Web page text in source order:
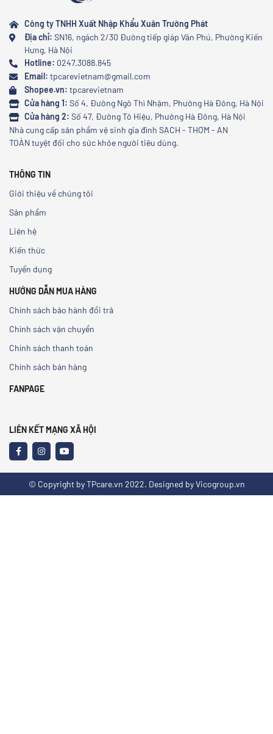
Công ty TNHH Xuất Nhập Khẩu Xuân Trường Phát
Địa chỉ: SN16, ngách 2/30 Đường tiếp giáp Văn Phú, Phường Kiến
Hưng, Hà Nội
Hotline: 0247.3088.845
Email: tpcarevietnam@gmail.com
Shopee.vn: tpcarevietnam
Cửa hàng 1: Số 4, Đường Ngô Thì Nhậm, Phường Hà Đông, Hà Nội
Cửa hàng 2: Số 47, Đường Tô Hiệu, Phường Hà Đông, Hà Nội
Nhà cung cấp sản phẩm vệ sinh gia đình SẠCH - THƠM - AN
TOÀN tuyệt đối cho sức khỏe người tiêu dùng.
THÔNG TIN
Giới thiệu về chúng tôi
Sản phẩm
Liên hệ
Kiến thức
Tuyển dụng
HƯỚNG DẪN MUA HÀNG
Chính sách bảo hành đổi trả
Chính sách vận chuyển
Chính sách thanh toán
Chính sách bán hàng
FANPAGE
LIÊN KẾT MẠNG XÃ HỘI
© Copyright by TPcare.vn 2022. Designed by Vicogroup.vn